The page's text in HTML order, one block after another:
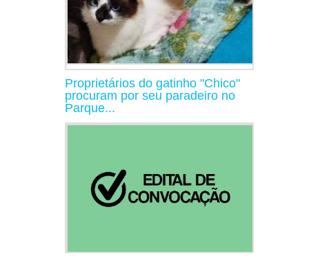
Proprietários do gatinho "Chico"
procuram por seu paradeiro no
Parque...